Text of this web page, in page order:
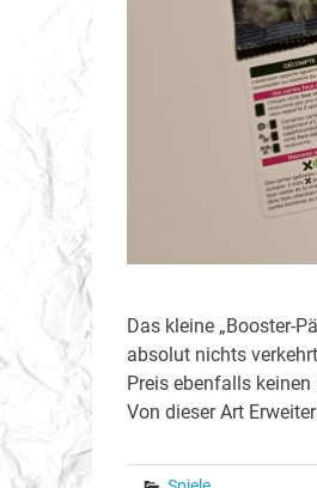
Das kleine „Booster-
absolut nichts
Preis ebenfalls keinen
Von dieser Art